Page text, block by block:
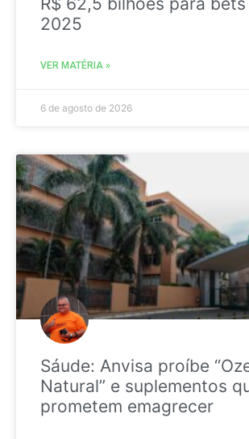
2025
VER MATÉRIA »
6 de agosto de 2026
Sáude: Anvisa proíbe
Natural” e suplementos
prometem emagrecer